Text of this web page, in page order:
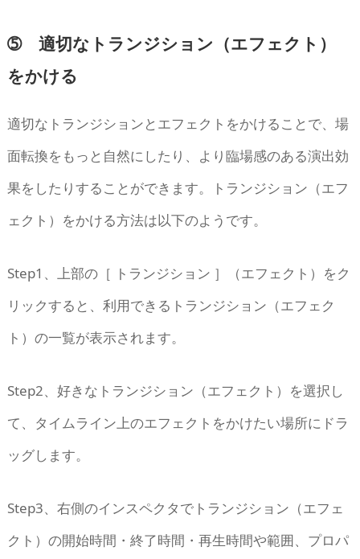
➄ 適切なトランジション（エフェクト）
をかける
適切なトランジションとエフェクトをかけることで、場
面転換をもっと自然にしたり、より臨場感のある演出効
果をしたりすることができます。トランジション（エフ
ェクト）をかける方法は以下のようです。
Step1、上部の［ トランジション ］（エフェクト）をク
リックすると、利用できるトランジション（エフェク
ト）の一覧が表示されます。
Step2、好きなトランジション（エフェクト）を選択し
て、タイムライン上のエフェクトをかけたい場所にドラ
ッグします。
Step3、右側のインスペクタでトランジション（エフェ
クト）の開始時間・終了時間・再生時間や範囲、プロパ